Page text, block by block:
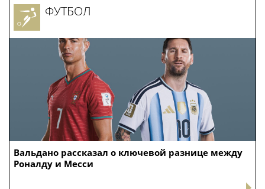
Вальдано рассказал о ключевой разнице между
Роналду и Месси
ФУТБОЛ